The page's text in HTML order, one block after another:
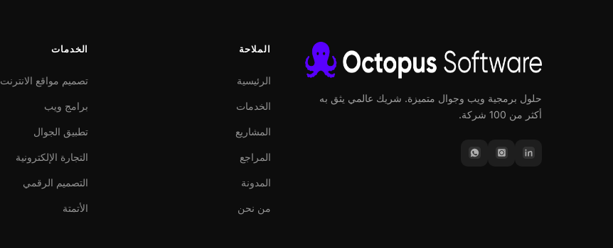
حلول برمجية ويب وجوال متميزة. شريك عالمي يثق به
أكثر من 100 شركة.
الملاحة
الرئيسية
الخدمات
المشاريع
المراجع
المدونة
من نحن
الخدمات
تصميم مواقع الانترنت
برامج ويب
تطبيق الجوال
التجارة الإلكترونية
التصميم الرقمي
الأتمتة